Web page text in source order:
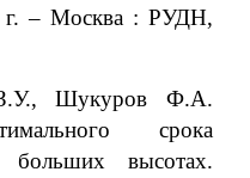
– Москва : РУДН,
Шукуров Ф.А.
срока
высотах.